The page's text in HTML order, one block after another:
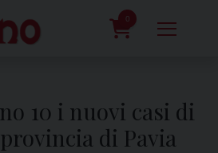
0
10 i nuovi casi di
di Pavia